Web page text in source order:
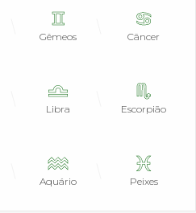
Gêmeos Câncer
Libra Escorpião
Aquário Peixes